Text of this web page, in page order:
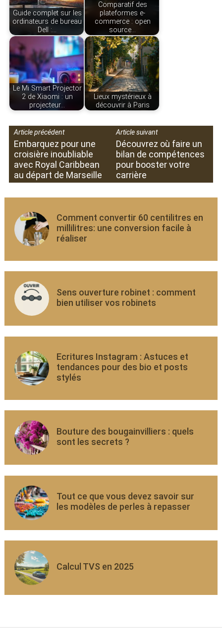
Guide complet sur les
ordinateurs de bureau
Dell :…
Comparatif des
plateformes e-
commerce : open
source…
Le Mi Smart Projector
2 de Xiaomi : un
projecteur…
Lieux mystérieux à
découvrir à Paris
Article précédent
Embarquez pour une
croisière inoubliable
avec Royal Caribbean
au départ de Marseille
Article suivant
Découvrez où faire un
bilan de compétences
pour booster votre
carrière
Comment convertir 60 centilitres en
millilitres: une conversion facile à
réaliser
Sens ouverture robinet : comment
bien utiliser vos robinets
Ecritures Instagram : Astuces et
tendances pour des bio et posts
stylés
Bouture des bougainvilliers : quels
sont les secrets ?
Tout ce que vous devez savoir sur
les modèles de perles à repasser
Calcul TVS en 2025